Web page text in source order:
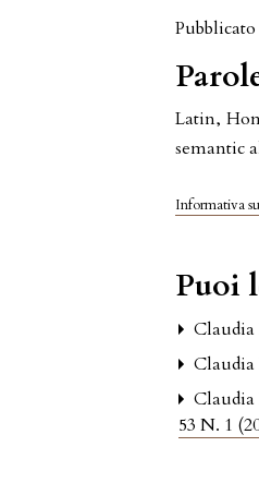
Latin,
semantic
Informativa
Puoi
53 N. 1